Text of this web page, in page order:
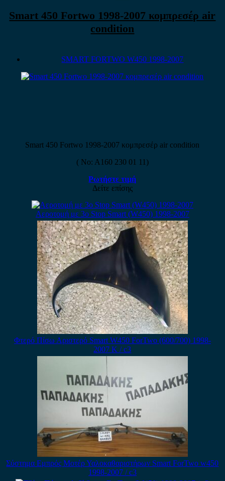
Smart 450 Fortwo 1998-2007 κομπρεσέρ air
condition
SMART FORTWO W450 1998-2007
Smart 450 Fortwo 1998-2007 κομπρεσέρ air condition
( No: A160 230 01 11)
Ρωτήστε τιμή
Δείτε επίσης
Αεροτομή με 3ο Stop Smart (W450) 1998-2007
Φτερό Πίσω Αριστερό Smart W450 ForTwo (600/700) 1998-
2007 Κ / c3
Σύστημα Εμπρός Μοτέρ Υαλοκαθαριστήρων Smart ForTwo w450
1998-2007 / c3